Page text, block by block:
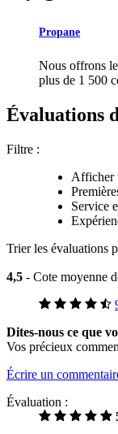
Propane
Nous offrons le
plus de 1 500
Évaluations
Filtre :
Afficher
Service
Trier les évaluations
4,5 - Cote moyenne
Dites-nous ce que
Vos précieux
Écrire un
Évaluation :